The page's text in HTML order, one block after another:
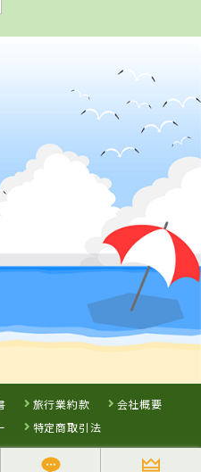
予 約
学校
高知県
すくも自動車学
詳 細
予 約
位 9位
旅行業約款
会社概要
特定商取引法